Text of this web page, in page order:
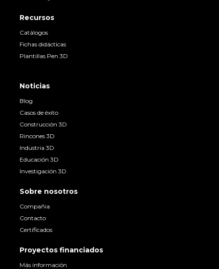
Recursos
Catálogos
Fichas didácticas
Plantillas Pen 3D
Noticias
Blog
Casos de éxito
Construcción 3D
Rincones 3D
Industria 3D
Educación 3D
Investigación 3D
Sobre nosotros
Compañia
Contacto
Certificados
Proyectos financiados
Más información